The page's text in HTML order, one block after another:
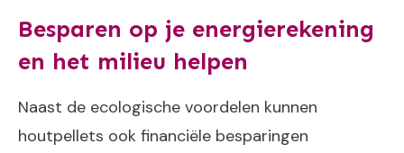
Besparen op je energierekening
en het milieu helpen
Naast de ecologische voordelen kunnen
houtpellets ook financiële besparingen